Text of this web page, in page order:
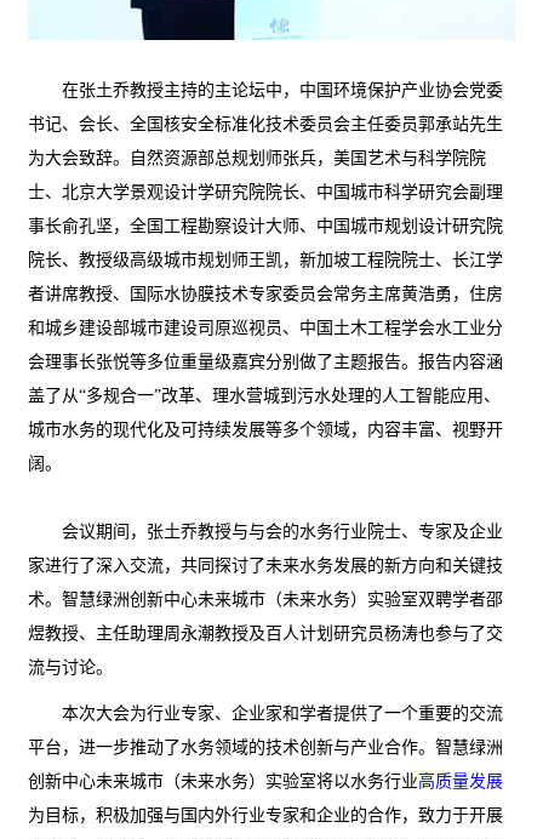
在张土乔教授主持的主论坛中，中国环境保护产业协会党委
书记、会长、全国核安全标准化技术委员会主任委员郭承站先生
为大会致辞。自然资源部总规划师张兵，美国艺术与科学院院
士、北京大学景观设计学研究院院长、中国城市科学研究会副理
事长俞孔坚，全国工程勘察设计大师、中国城市规划设计研究院
院长、教授级高级城市规划师王凯，新加坡工程院院士、长江学
者讲席教授、国际水协膜技术专家委员会常务主席黄浩勇，住房
和城乡建设部城市建设司原巡视员、中国土木工程学会水工业分
会理事长张悦等多位重量级嘉宾分别做了主题报告。报告内容涵
盖了从“多规合一”改革、理水营城到污水处理的人工智能应用、
城市水务的现代化及可持续发展等多个领域，内容丰富、视野开
阔。
会议期间，张土乔教授与与会的水务行业院士、专家及企业
家进行了深入交流，共同探讨了未来水务发展的新方向和关键技
术。智慧绿洲创新中心未来城市（未来水务）实验室双聘学者邵
煜教授、主任助理周永潮教授及百人计划研究员杨涛也参与了交
流与讨论。
本次大会为行业专家、企业家和学者提供了一个重要的交流
平台，进一步推动了水务领域的技术创新与产业合作。智慧绿洲
创新中心未来城市（未来水务）实验室将以水务行业高质量发展
为目标，积极加强与国内外行业专家和企业的合作，致力于开展